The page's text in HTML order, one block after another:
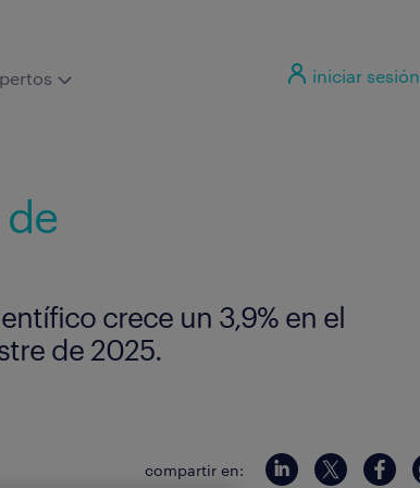
iniciar sesión
crece un 3,9% en el
de 2025.
compartir en: